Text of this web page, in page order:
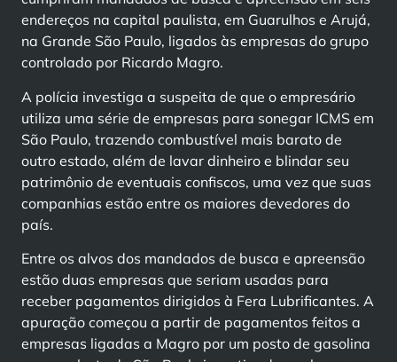
endereços na capital paulista, em Guarulhos e Arujá,
na Grande São Paulo, ligados às empresas do grupo
controlado por Ricardo Magro.
A polícia investiga a suspeita de que o empresário
utiliza uma série de empresas para sonegar ICMS em
São Paulo, trazendo combustível mais barato de
outro estado, além de lavar dinheiro e blindar seu
patrimônio de eventuais confiscos, uma vez que suas
companhias estão entre os maiores devedores do
país.
Entre os alvos dos mandados de busca e apreensão
estão duas empresas que seriam usadas para
receber pagamentos dirigidos à Fera Lubrificantes. A
apuração começou a partir de pagamentos feitos a
empresas ligadas a Magro por um posto de gasolina